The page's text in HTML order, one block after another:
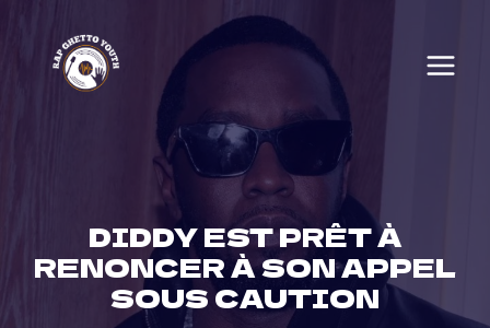
content
DIDDY EST PRÊT À
RENONCER À SON APPEL
SOUS CAUTION